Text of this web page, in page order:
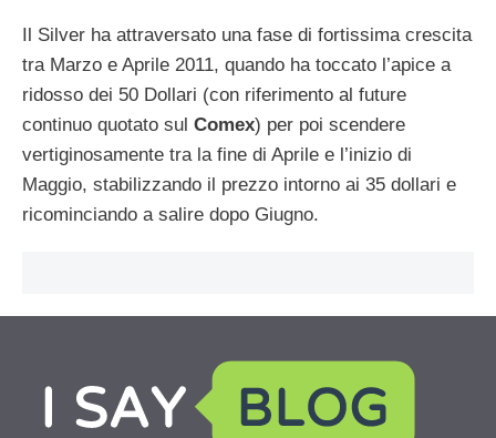
Il Silver ha attraversato una fase di fortissima crescita
tra Marzo e Aprile 2011, quando ha toccato l’apice a
ridosso dei 50 Dollari (con riferimento al future
continuo quotato sul Comex) per poi scendere
vertiginosamente tra la fine di Aprile e l’inizio di
Maggio, stabilizzando il prezzo intorno ai 35 dollari e
ricominciando a salire dopo Giugno.